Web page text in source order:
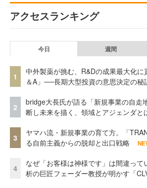
アクセスランキング
今日 週間
1
中外製薬が挑む、R&Dの成果最大化
＆A」──長期大型投資の意思決定の秘
2
bridge大長氏が語る「新規事業の自走
断し未来を描く、領域とアジェンダと
3
ヤマハ流・新規事業の育て方。「
る自前主義からの脱却と出口戦略
4
なぜ「お客様は神様です」は間違っ
析の巨匠フェーダー教授が明かす「